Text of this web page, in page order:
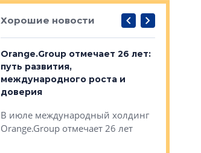
Хорошие новости
Orange.Group отмечает 26 лет:
путь развития,
международного роста и
доверия
В июле международный холдинг
Orange.Group отмечает 26 лет